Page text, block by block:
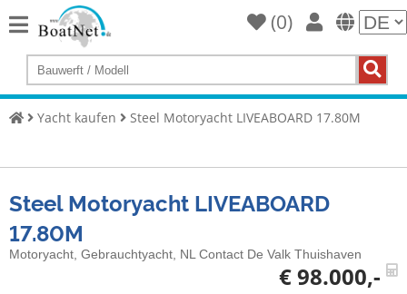
Home
Yacht
Gewerbliche
Verkäufer
Private
(0)
Yacht kaufen Steel Motoryacht LIVEABOARD 17.80M
Steel Motoryacht LIVEABOARD
17.80M
Motoryacht, Gebrauchtyacht, NL Contact De Valk Thuishaven
€ 98.000,-